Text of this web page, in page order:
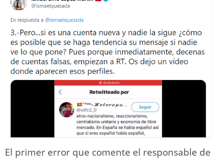
El primer error que comente el responsable de